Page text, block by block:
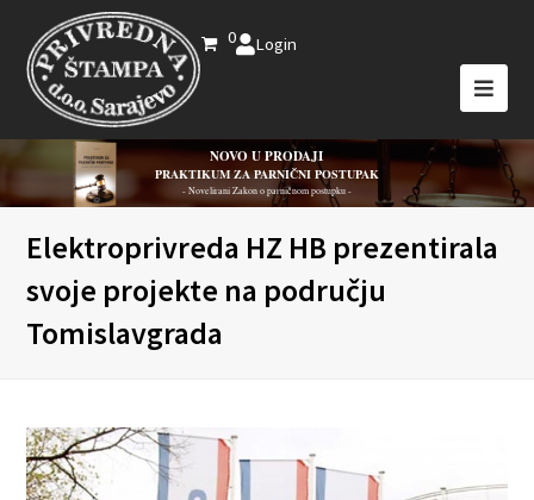
0 Login
NOVO U PRODAJI
PRAKTIKUM ZA PARNIČNI POSTUPAK
- Novelirani Zakon o parničnom postupku -
Elektroprivreda HZ HB prezentirala
svoje projekte na području
Tomislavgrada